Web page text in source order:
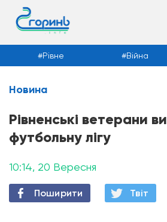
Новини
Рівне Війна
Новина
Рівненські ветерани
футбольну лігу
10:14, 20 Вересня
Поширити Твiт